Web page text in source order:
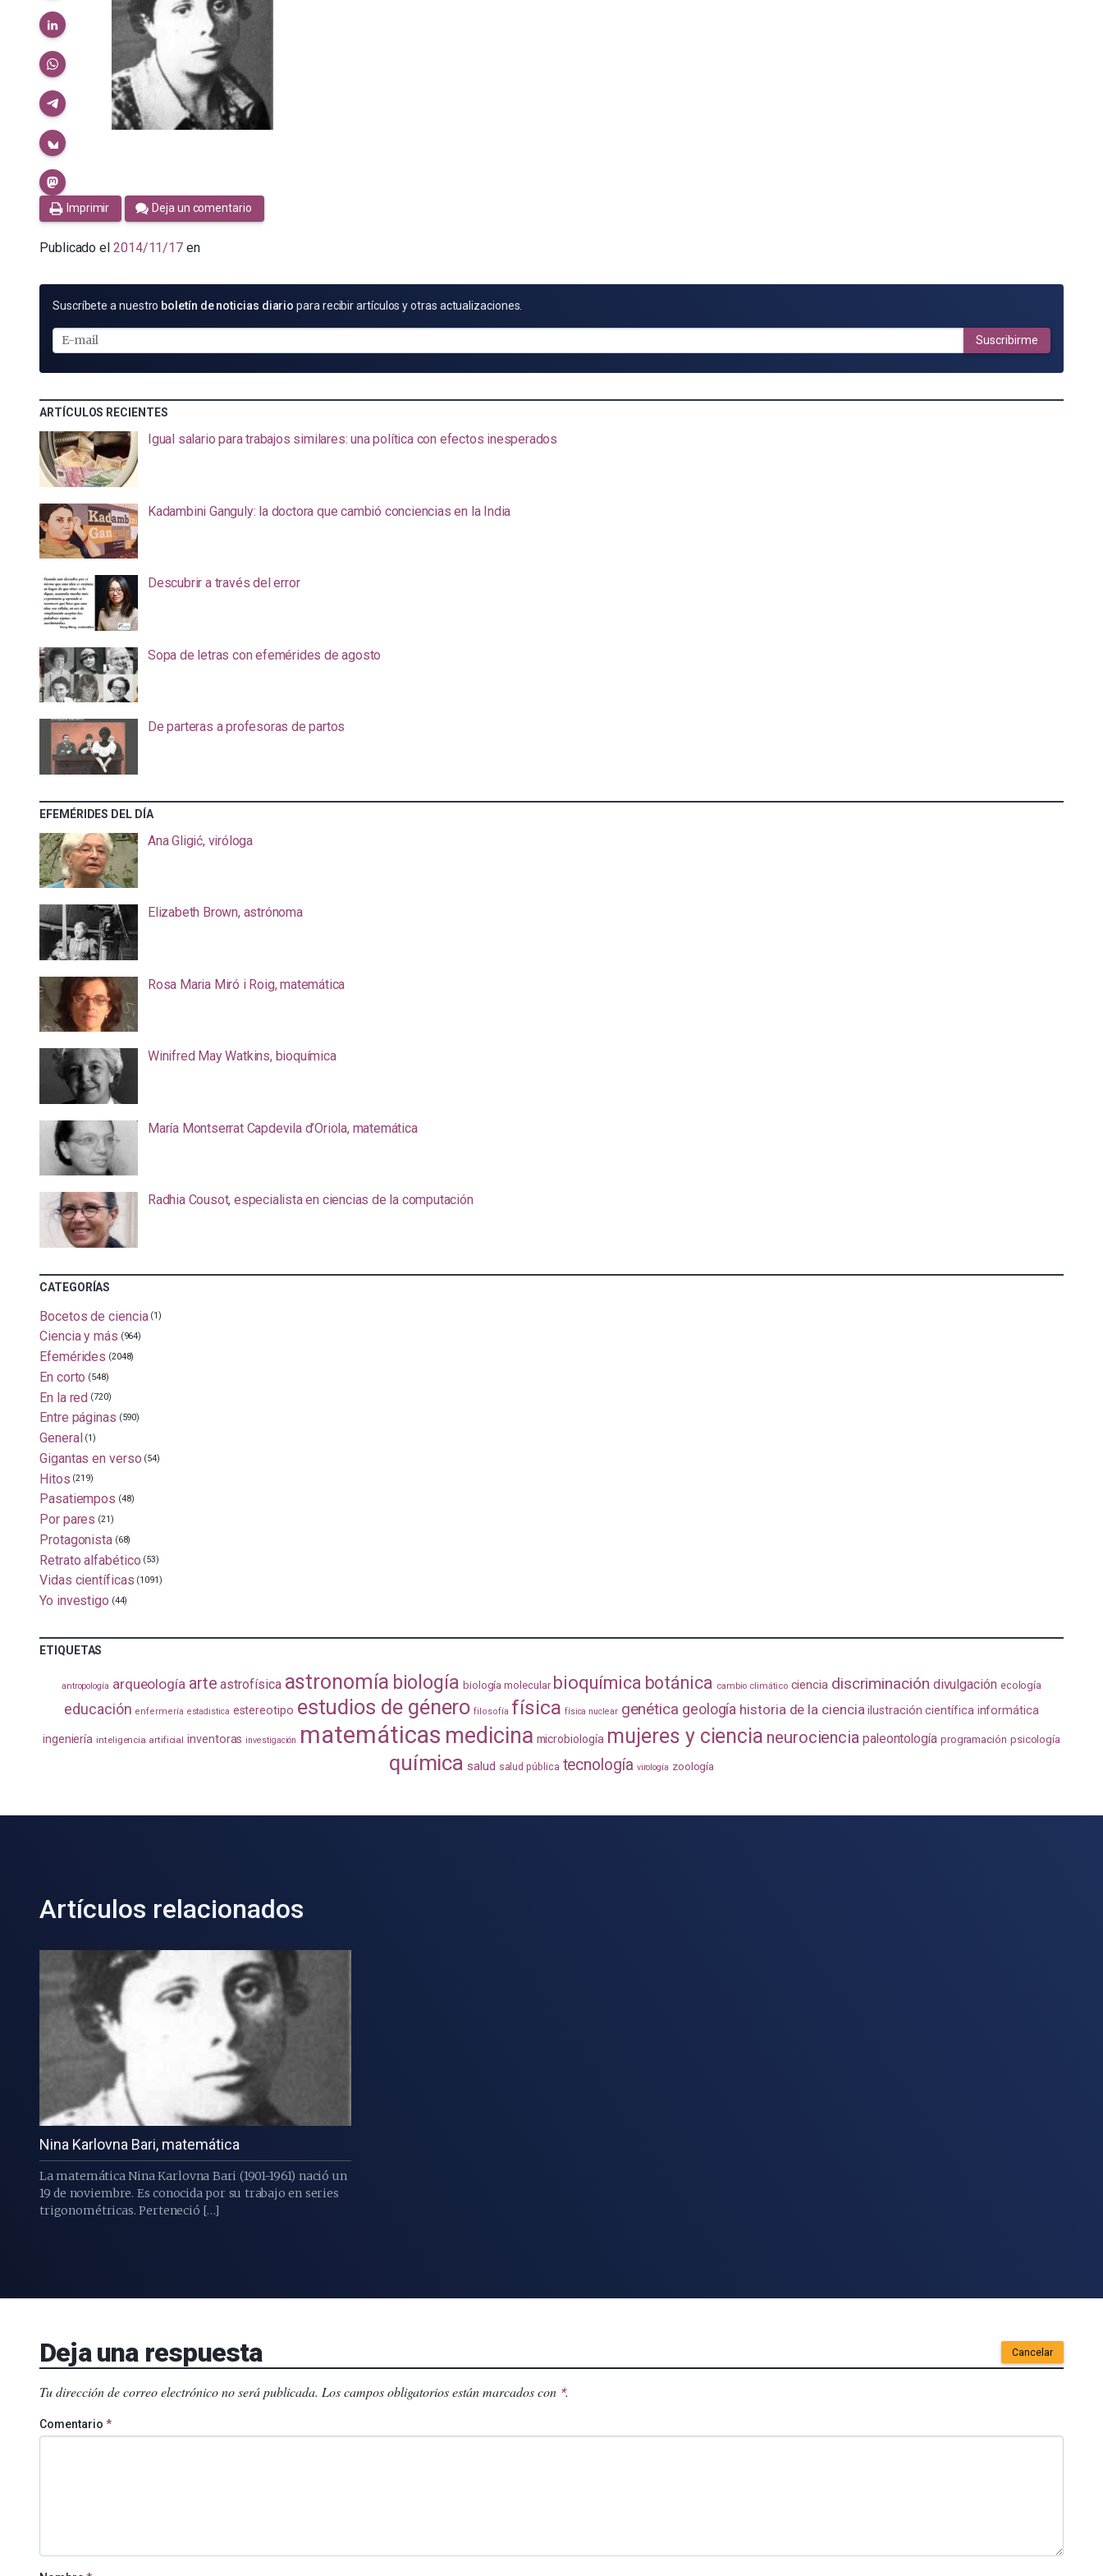
Imprimir Deja un comentario
Publicado el 2014/11/17 en
SUSCRÍBETE
E-
MAIL
Suscríbete a nuestro boletín de noticias diario para recibir artículos y otras actualizaciones.
Suscribirme
ARTÍCULOS RECIENTES
Igual salario para trabajos similares: una política con efectos inesperados
Kadambini Ganguly: la doctora que cambió conciencias en la India
Descubrir a través del error
Sopa de letras con efemérides de agosto
De parteras a profesoras de partos
EFEMÉRIDES DEL DÍA
Ana Gligić, viróloga
Elizabeth Brown, astrónoma
Rosa Maria Miró i Roig, matemática
Winifred May Watkins, bioquímica
María Montserrat Capdevila d’Oriola, matemática
Radhia Cousot, especialista en ciencias de la computación
CATEGORÍAS
Bocetos de ciencia (1)
Ciencia y más (964)
Efemérides (2048)
En corto (548)
En la red (720)
Entre páginas (590)
General (1)
Gigantas en verso (54)
Hitos (219)
Pasatiempos (48)
Por pares (21)
Protagonista (68)
Retrato alfabético (53)
Vidas científicas (1091)
Yo investigo (44)
ETIQUETAS
antropología arqueología arte astrofísica astronomía biología biología molecular bioquímica botánica cambio climático ciencia discriminación divulgación ecología
educación enfermería estadistica estereotipo estudios de género filosofía física física nuclear genética geología historia de la ciencia ilustración científica informática
ingeniería inteligencia artificial inventoras investigación matemáticas medicina microbiología mujeres y ciencia neurociencia paleontología programación psicología
química salud salud pública tecnología virología zoología
Artículos relacionados
Nina Karlovna Bari, matemática
La matemática Nina Karlovna Bari (1901-1961) nació un
19 de noviembre. Es conocida por su trabajo en series
trigonométricas. Perteneció […]
Deja una respuesta Cancelar
Tu dirección de correo electrónico no será publicada. Los campos obligatorios están marcados con *.
Comentario *